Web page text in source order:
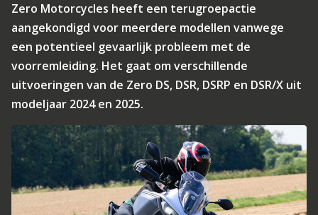
Zero Motorcycles heeft een terugroepactie
aangekondigd voor meerdere modellen vanwege
een potentieel gevaarlijk probleem met de
voorremleiding. Het gaat om verschillende
uitvoeringen van de Zero DS, DSR, DSRP en DSR/X uit
modeljaar 2024 en 2025.